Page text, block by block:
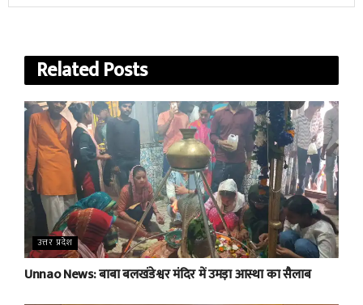
RelatedPosts
उत्तर प्रदेश
Unnao News: बाबा बलखंडेश्वर मंदिर में उमड़ा आस्था का सैलाब